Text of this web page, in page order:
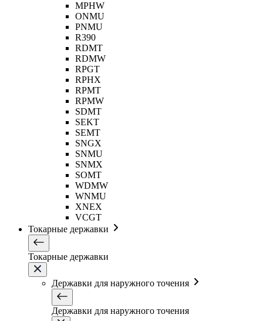
MPHW
ONMU
PNMU
R390
RDMT
RDMW
RPGT
RPHX
RPMT
RPMW
SDMT
SEKT
SEMT
SNGX
SNMU
SNMX
SOMT
WDMW
WNMU
XNEX
VCGT
Токарные державки
Токарные державки
Державки для наружного точения
Державки для наружного точения